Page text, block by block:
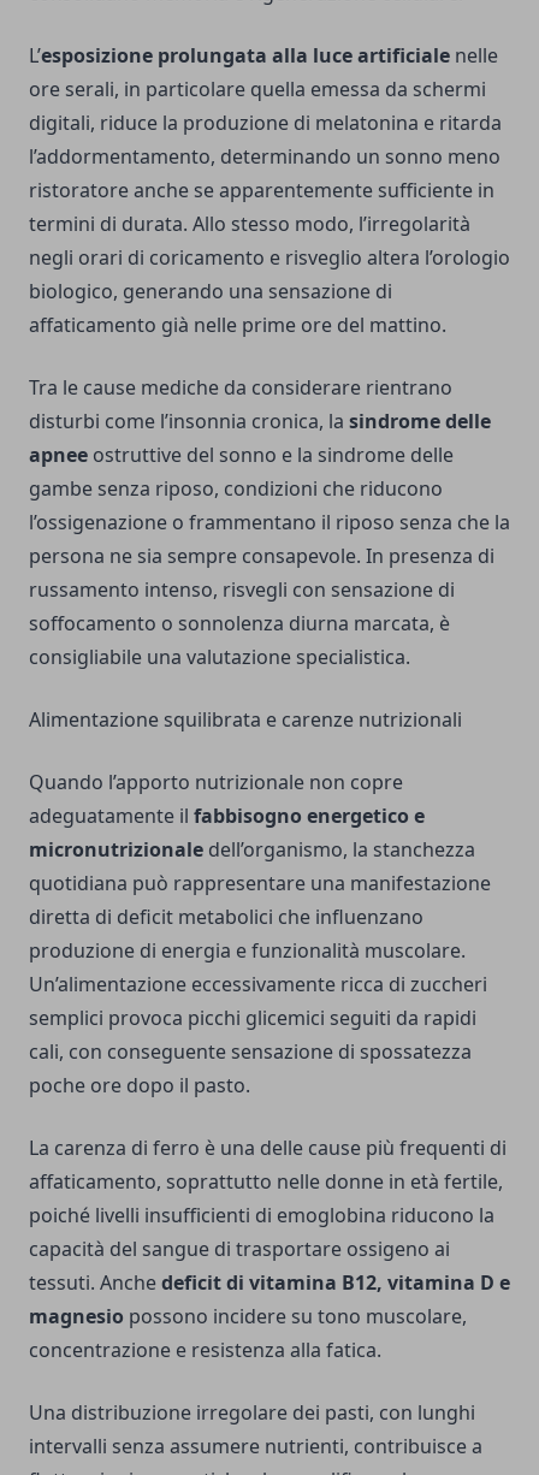
L’esposizione prolungata alla luce artificiale nelle
ore serali, in particolare quella emessa da schermi
digitali, riduce la produzione di melatonina e ritarda
l’addormentamento, determinando un sonno meno
ristoratore anche se apparentemente sufficiente in
termini di durata. Allo stesso modo, l’irregolarità
negli orari di coricamento e risveglio altera l’orologio
biologico, generando una sensazione di
affaticamento già nelle prime ore del mattino.
Tra le cause mediche da considerare rientrano
disturbi come l’insonnia cronica, la sindrome delle
apnee ostruttive del sonno e la sindrome delle
gambe senza riposo, condizioni che riducono
l’ossigenazione o frammentano il riposo senza che la
persona ne sia sempre consapevole. In presenza di
russamento intenso, risvegli con sensazione di
soffocamento o sonnolenza diurna marcata, è
consigliabile una valutazione specialistica.
Alimentazione squilibrata e carenze nutrizionali
Quando l’apporto nutrizionale non copre
adeguatamente il fabbisogno energetico e
micronutrizionale dell’organismo, la stanchezza
quotidiana può rappresentare una manifestazione
diretta di deficit metabolici che influenzano
produzione di energia e funzionalità muscolare.
Un’alimentazione eccessivamente ricca di zuccheri
semplici provoca picchi glicemici seguiti da rapidi
cali, con conseguente sensazione di spossatezza
poche ore dopo il pasto.
La carenza di ferro è una delle cause più frequenti di
affaticamento, soprattutto nelle donne in età fertile,
poiché livelli insufficienti di emoglobina riducono la
capacità del sangue di trasportare ossigeno ai
tessuti. Anchedeficit di vitamina B12, vitamina D e
magnesio possono incidere su tono muscolare,
concentrazione e resistenza alla fatica.
Una distribuzione irregolare dei pasti, con lunghi
intervalli senza assumere nutrienti, contribuisce a